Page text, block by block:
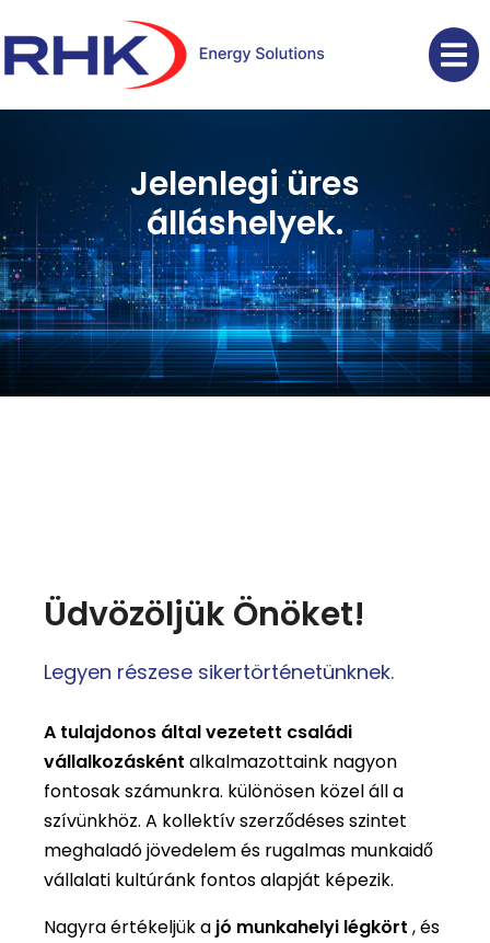
Jelenlegi üres
álláshelyek.
Üdvözöljük Önöket!
Legyen részese sikertörténetünknek.
A tulajdonos által vezetett családi
vállalkozásként alkalmazottaink nagyon
fontosak számunkra. különösen közel áll a
szívünkhöz. A kollektív szerződéses szintet
meghaladó jövedelem és rugalmas munkaidő
vállalati kultúránk fontos alapját képezik.
Nagyra értékeljük a jó munkahelyi légkört , és